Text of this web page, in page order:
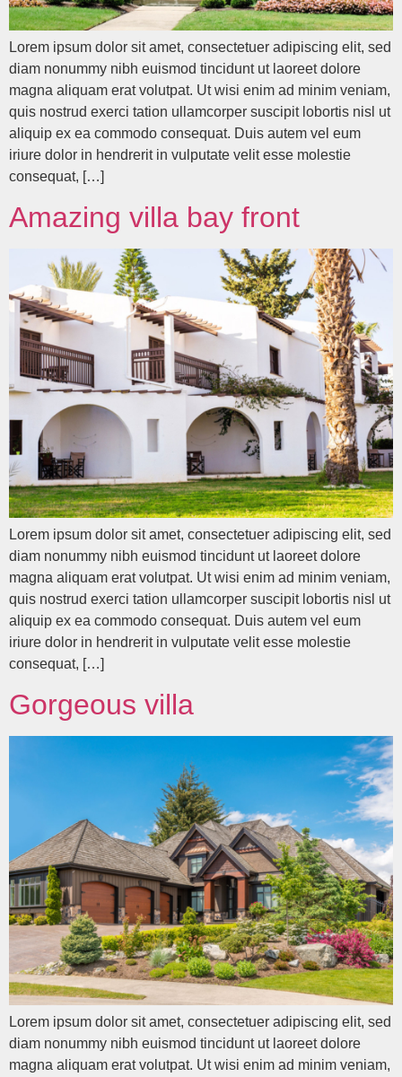
Lorem ipsum dolor sit amet, consectetuer adipiscing elit, sed
diam nonummy nibh euismod tincidunt ut laoreet dolore
magna aliquam erat volutpat. Ut wisi enim ad minim veniam,
quis nostrud exerci tation ullamcorper suscipit lobortis nisl ut
aliquip ex ea commodo consequat. Duis autem vel eum
iriure dolor in hendrerit in vulputate velit esse molestie
consequat, […]
Amazing villa bay front
Lorem ipsum dolor sit amet, consectetuer adipiscing elit, sed
diam nonummy nibh euismod tincidunt ut laoreet dolore
magna aliquam erat volutpat. Ut wisi enim ad minim veniam,
quis nostrud exerci tation ullamcorper suscipit lobortis nisl ut
aliquip ex ea commodo consequat. Duis autem vel eum
iriure dolor in hendrerit in vulputate velit esse molestie
consequat, […]
Gorgeous villa
Lorem ipsum dolor sit amet, consectetuer adipiscing elit, sed
diam nonummy nibh euismod tincidunt ut laoreet dolore
magna aliquam erat volutpat. Ut wisi enim ad minim veniam,